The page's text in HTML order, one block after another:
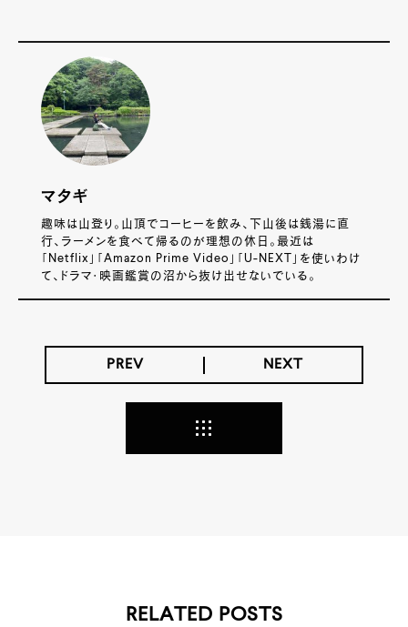
マタギ
趣味は山登り。山頂でコーヒーを飲み、下山後は銭湯に直
行、ラーメンを食べて帰るのが理想の休日。最近は
「Netflix」「Amazon Prime Video」「U-NEXT」を使いわけ
て、ドラマ・映画鑑賞の沼から抜け出せないでいる。
PREV NEXT
RELATED POSTS